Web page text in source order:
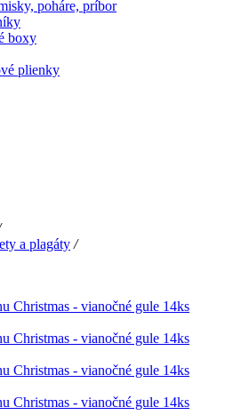
poháre, príbor
boxy
plienky
a plagáty /